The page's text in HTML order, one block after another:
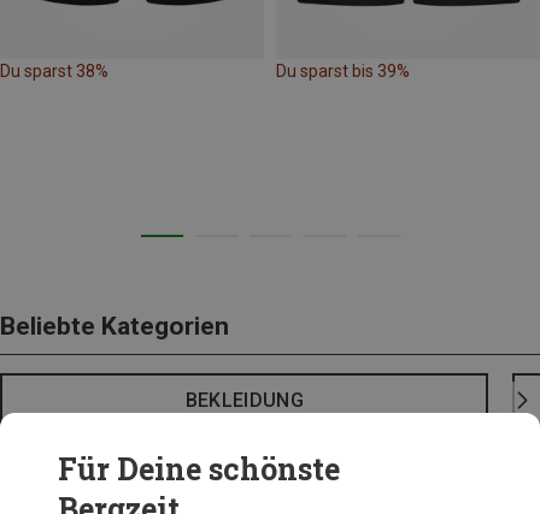
Du sparst 38% Du sparst bis 39%
Beliebte Kategorien
BEKLEIDUNG
Für Deine schönste